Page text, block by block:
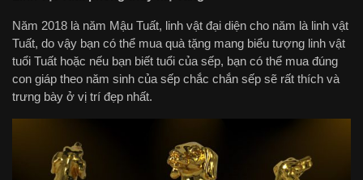
Năm 2018 là năm Mậu Tuất, linh vật đại diện cho năm là linh vật
Tuất, do vậy bạn có thể mua quà tặng mang biểu tượng linh vật
tuổi Tuất hoặc nếu bạn biết tuổi của sếp, bạn có thể mua đúng
con giáp theo năm sinh của sếp chắc chắn sếp sẽ rất thích và
trưng bày ở vị trí đẹp nhất.